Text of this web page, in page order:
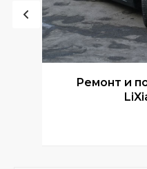
Ремонт и